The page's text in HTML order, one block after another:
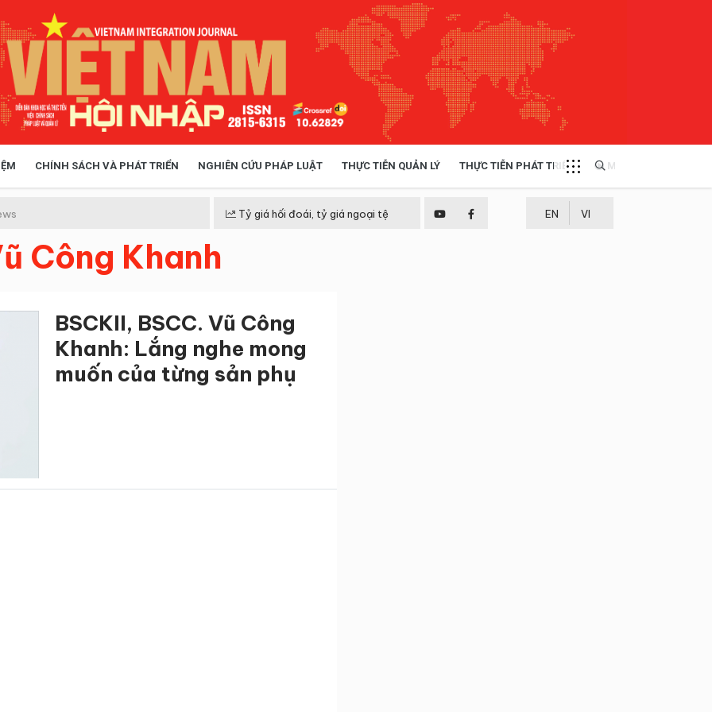
CHÍNH SÁCH VÀ PHÁT TRIỂN NGHIÊN CỨU PHÁP LUẬT THỰC TIỄN QUẢN LÝ THỰC TIỄN PHÁT TRIỂN MULTIMEDIA
Tỷ giá hối đoái, tỷ giá ngoại tệ EN VI
Công Khanh
BSCKII, BSCC. Vũ Công
Khanh: Lắng nghe mong
muốn của từng sản phụ